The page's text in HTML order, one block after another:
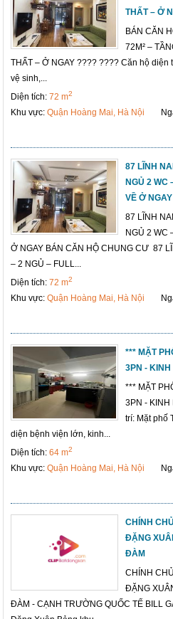
THẤT – Ở
BÁN CĂN
72M² –
THẤT – Ở NGAY ???? ???? Căn hộ diện
vệ sinh,...
Diện tích:72 m2
Khu vực:Quận Hoàng Mai, Hà Nội
87 LĨNH
NGỦ 2 WC
VỀ Ở NGAY
87 LĨNH
NGỦ 2 WC
Ở NGAY BÁN CĂN HỘ CHUNG CƯ 87
– 2 NGỦ – FULL...
Diện tích:72 m2
Khu vực:Quận Hoàng Mai, Hà Nội
*** MẶT
3PN -
*** MẶT
3PN - KINH
trí: Mặt phố
diện bệnh viện lớn, kinh...
Diện tích:64 m2
Khu vực:Quận Hoàng Mai, Hà Nội
CHÍNH
ĐẶNG
ĐÀM
CHÍNH
ĐẶNG
ĐÀM - CẠNH TRƯỜNG QUỐC TẾ BILL